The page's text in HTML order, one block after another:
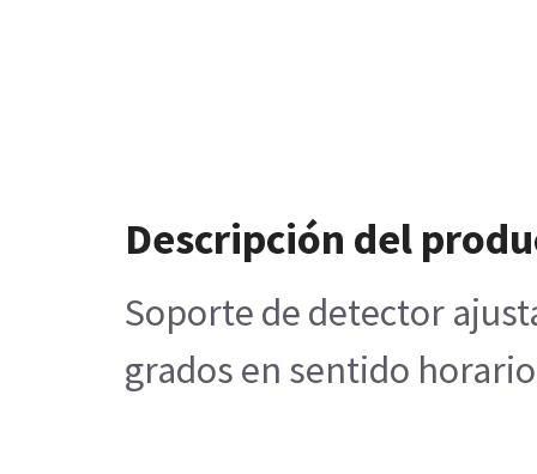
Descripción del
Soporte de detector
grados en sentido